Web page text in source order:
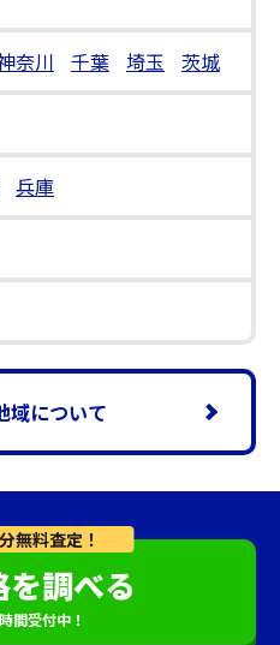
奈川 千葉 埼玉 茨城
兵庫
域について
無料査定！
を調べる
間受付中！